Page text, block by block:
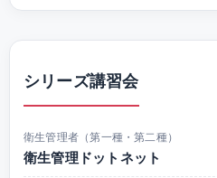
シリーズ講習会
衛生管理者（第一種・第二種）
衛生管理ドットネット